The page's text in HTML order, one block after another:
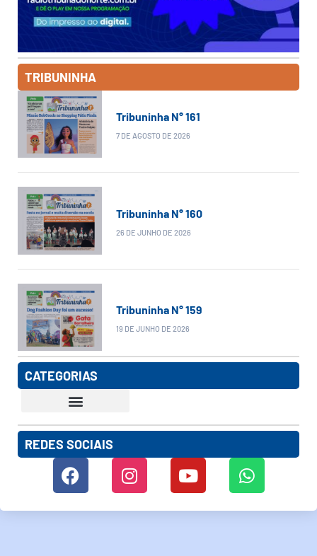
TRIBUNINHA
Tribuninha N° 161
7 DE AGOSTO DE 2026
Tribuninha N° 160
26 DE JUNHO DE 2026
Tribuninha N° 159
19 DE JUNHO DE 2026
CATEGORIAS
REDES SOCIAIS